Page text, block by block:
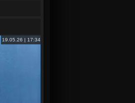
19.05.26 | 17:34